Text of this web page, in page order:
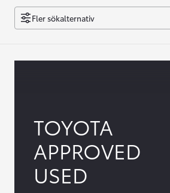
Easy Billån
GR Yaris
BENSIN
Fler sökalternativ
TOYOTA
APPROVED
USED